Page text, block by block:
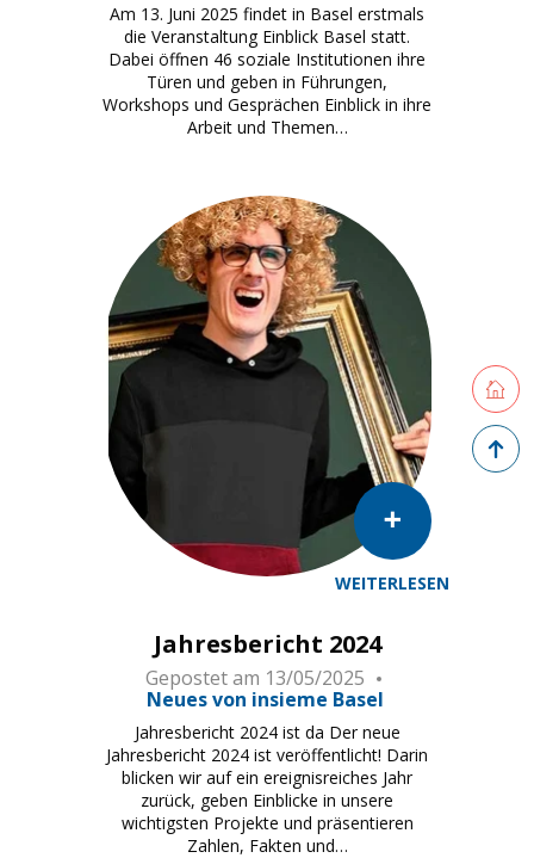
Am 13. Juni 2025 findet in Basel erstmals
die Veranstaltung Einblick Basel statt.
Dabei öffnen 46 soziale Institutionen ihre
Türen und geben in Führungen,
Workshops und Gesprächen Einblick in ihre
Arbeit und Themen…
WEITERLESEN
Jahresbericht 2024
Gepostet am 13/05/2025
Neues von insieme Basel
Jahresbericht 2024 ist da Der neue
Jahresbericht 2024 ist veröffentlicht! Darin
blicken wir auf ein ereignisreiches Jahr
zurück, geben Einblicke in unsere
wichtigsten Projekte und präsentieren
Zahlen, Fakten und…
Zurück